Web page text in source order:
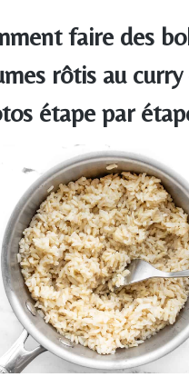
faire des
rôtis au curry
étape par